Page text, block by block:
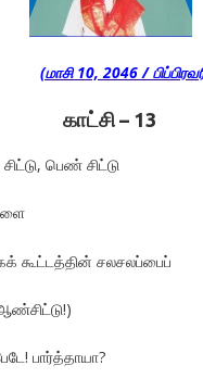
(மாசி 10, 2046 /
காட்சி – 13
பெண் சிட்டு
கூட்டத்தின் சலசலப்பைப்
பார்த்தாயா?